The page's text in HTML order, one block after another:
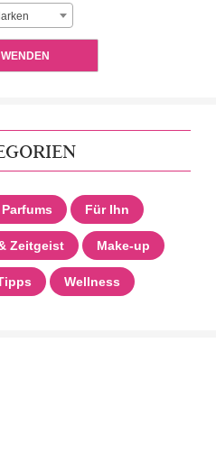
Für Ihn
Zeitgeist Make-up
Wellness